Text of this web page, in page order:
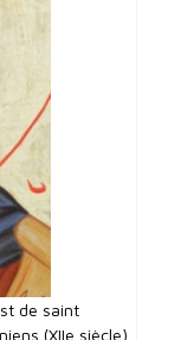
de saint
(XIIe siècle)